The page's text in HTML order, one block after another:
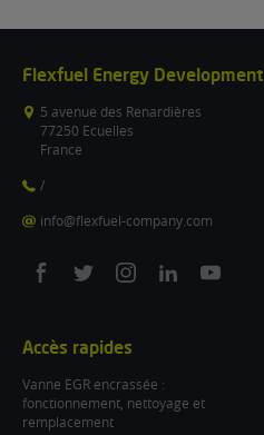
Flexfuel Energy Development
5 avenue des Renardières
77250 Ecuelles
France
/
info@flexfuel-company.com
On
On
On
On
On
Accès rapides
Vanne EGR encrassée :
fonctionnement, nettoyage et
remplacement